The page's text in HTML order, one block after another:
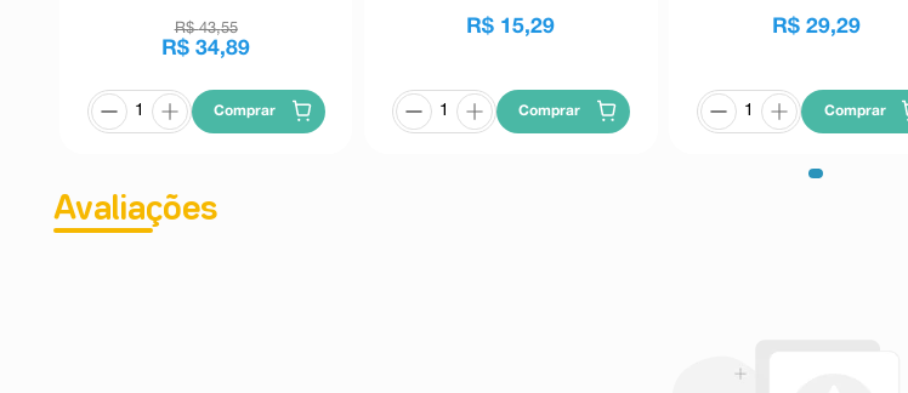
R$ 43,55
R$ 34,89
Comprar
R$ 15,29
Comprar
R$ 29,29
Comprar
Avaliações